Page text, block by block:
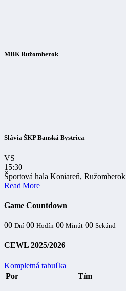
MBK Ružomberok
Slávia ŠKP Banská Bystrica
VS
15:30
Športová hala Koniareň, Ružomberok
Read More
Game Countdown
00 Dní 00 Hodín 00 Minút 00 Sekúnd
CEWL 2025/2026
Kompletná tabuľka
Por
Tím